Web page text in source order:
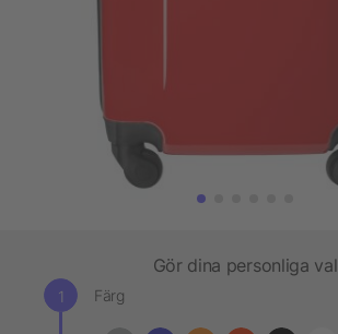
Gör dina personliga val
Färg